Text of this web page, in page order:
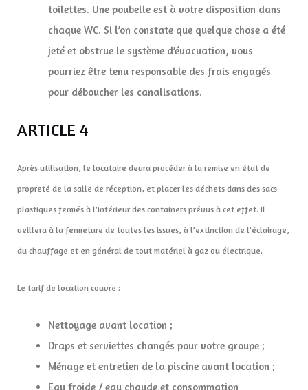
toilettes. Une poubelle est à votre disposition dans
chaque WC. Si l’on constate que quelque chose a été
jeté et obstrue le système d’évacuation, vous
pourriez être tenu responsable des frais engagés
pour déboucher les canalisations.
ARTICLE 4
Après utilisation, le locataire devra procéder à la remise en état de
propreté de la salle de réception, et placer les déchets dans des sacs
plastiques fermés à l’intérieur des containers prévus à cet effet. Il
veillera à la fermeture de toutes les issues, à l’extinction de l’éclairage,
du chauffage et en général de tout matériel à gaz ou électrique.
Le tarif de location couvre :
Nettoyage avant location ;
Draps et serviettes changés pour votre groupe ;
Ménage et entretien de la piscine avant location ;
Eau froide / eau chaude et consommation